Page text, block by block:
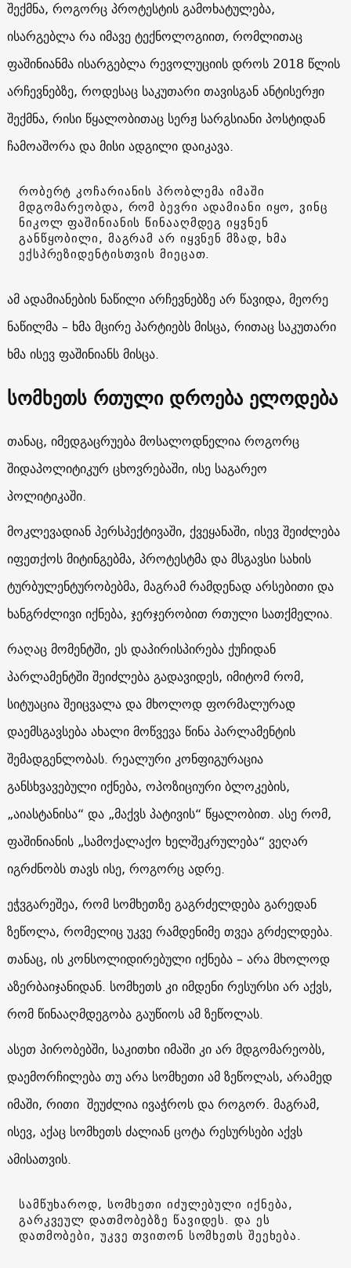
შექმნა, როგორც პროტესტის გამოხატულება,
ისარგებლა რა იმავე ტექნოლოგიით, რომლითაც
ფაშინიანმა ისარგებლა რევოლუციის დროს 2018 წლის
არჩევნებზე, როდესაც საკუთარი თავისგან ანტისერჟი
შექმნა, რისი წყალობითაც სერჟ სარგსიანი პოსტიდან
ჩამოაშორა და მისი ადგილი დაიკავა.
რობერტ კოჩარიანის პრობლემა იმაში
მდგომარეობდა, რომ ბევრი ადამიანი იყო, ვინც
ნიკოლ ფაშინიანის წინააღმდეგ იყვნენ
განწყობილი, მაგრამ არ იყვნენ მზად, ხმა
ექსპრეზიდენტისთვის მიეცათ.
ამ ადამიანების ნაწილი არჩევნებზე არ წავიდა, მეორე
ნაწილმა – ხმა მცირე პარტიებს მისცა, რითაც საკუთარი
ხმა ისევ ფაშინიანს მისცა.
სომხეთს რთული დროება ელოდება
თანაც, იმედგაცრუება მოსალოდნელია როგორც
შიდაპოლიტიკურ ცხოვრებაში, ისე საგარეო
პოლიტიკაში.
მოკლევადიან პერსპექტივაში, ქვეყანაში, ისევ შეიძლება
იფეთქოს მიტინგებმა, პროტესტმა და მსგავსი სახის
ტურბულენტურობებმა, მაგრამ რამდენად არსებითი და
ხანგრძლივი იქნება, ჯერჯერობით რთული სათქმელია.
რაღაც მომენტში, ეს დაპირისპირება ქუჩიდან
პარლამენტში შეიძლება გადავიდეს, იმიტომ რომ,
სიტუაცია შეიცვალა და მხოლოდ ფორმალურად
დაემსგავსება ახალი მოწვევა წინა პარლამენტის
შემადგენლობას. რეალური კონფიგურაცია
განსხვავებული იქნება, ოპოზიციური ბლოკების,
„აიასტანისა“ და „მაქვს პატივის“ წყალობით. ასე რომ,
ფაშინიანის „სამოქალაქო ხელშეკრულება“ ვეღარ
იგრძნობს თავს ისე, როგორც ადრე.
ეჭვგარეშეა, რომ სომხეთზე გაგრძელდება გარედან
ზეწოლა, რომელიც უკვე რამდენიმე თვეა გრძელდება.
თანაც, ის კონსოლიდირებული იქნება – არა მხოლოდ
აზერბაიჯანიდან. სომხეთს კი იმდენი რესურსი არ აქვს,
რომ წინააღმდეგობა გაუწიოს ამ ზეწოლას.
ასეთ პირობებში, საკითხი იმაში კი არ მდგომარეობს,
დაემორჩილება თუ არა სომხეთი ამ ზეწოლას, არამედ
იმაში, რითი შეუძლია ივაჭროს და როგორ. მაგრამ,
ისევ, აქაც სომხეთს ძალიან ცოტა რესურსები აქვს
ამისათვის.
სამწუხაროდ, სომხეთი იძულებული იქნება,
გარკვეულ დათმობებზე წავიდეს. და ეს
დათმობები, უკვე თვითონ სომხეთს შეეხება.